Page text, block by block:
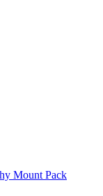
Mount Pack